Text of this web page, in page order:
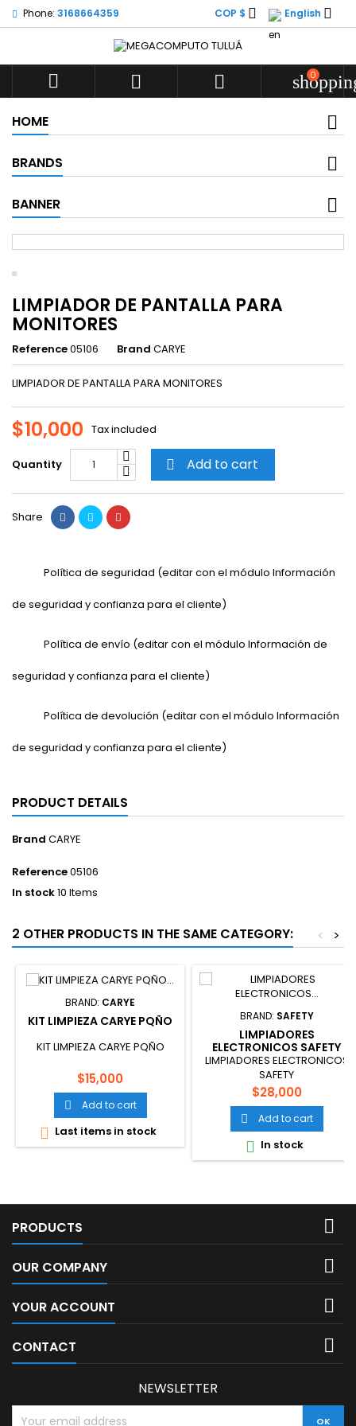
Phone: 3168664359 English 
COP $ 
   0
HOME
BRANDS
BANNER
LIMPIADOR DE PANTALLA PARA
MONITORES
Reference05106 Brand CARYE
LIMPIADOR DE PANTALLA PARA MONITORES
$10,000 Tax included
Quantity  Add to cart
Share
Política de seguridad (editar con el módulo Información
de seguridad y confianza para el cliente)
Política de envío (editar con el módulo Información de
seguridad y confianza para el cliente)
Política de devolución (editar con el módulo Información
de seguridad y confianza para el cliente)
PRODUCT DETAILS
Brand CARYE
Reference05106
In stock10 Items
2 OTHER PRODUCTS IN THE SAME CATEGORY: >
<
BRAND: CARYE
KIT LIMPIEZA CARYE PQÑO
KIT LIMPIEZA CARYE PQÑO
Price
$15,000
 Add to cart
 Last items in stock
BRAND: SAFETY
LIMPIADORES
ELECTRONICOS SAFETY
LIMPIADORES ELECTRONICOS
SAFETY
Price
$28,000
 Add to cart
 In stock
PRODUCTS 
OUR COMPANY 
YOUR ACCOUNT 
CONTACT 
NEWSLETTER